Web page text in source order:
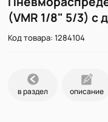
(VMR 1/8" 5/3) с
Код товара: 1284104
в раздел описание